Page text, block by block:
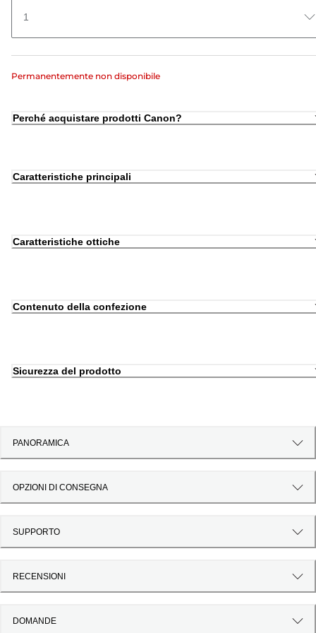
1
Permanentemente non disponibile
Perché acquistare prodotti Canon?
Caratteristiche principali
Caratteristiche ottiche
Contenuto della confezione
Sicurezza del prodotto
PANORAMICA
OPZIONI DI CONSEGNA
SUPPORTO
RECENSIONI
DOMANDE